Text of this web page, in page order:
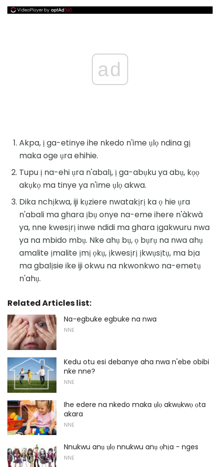
ad
Akpa, ị ga-etinye ihe nkedo n'ime ụlọ ndina gị
maka oge ụra ehihie.
Tupu ị na-ehi ụra n'abalị, ị ga-abụku ya abụ, kọọ
akụkọ ma tinye ya n'ime ụlọ akwa.
Dika nchịkwa, iji kụziere nwatakịrị ka ọ hie ụra
n'abali ma ghara ịbụ onye na-eme ihere n'àkwà
ya, nne kwesịrị inwe ndidi ma ghara ịgakwuru nwa
ya na mbido mbụ. Nke ahụ bụ, ọ bụrụ na nwa ahụ
amalite ịmalite ịmị ọkụ, ịkwesịrị ịkwụsịtụ, ma bịa
ma gbalịsie ike iji okwu na nkwonkwo na-emetụ
n'ahụ.
Related Articles list:
Na-egbuke egbuke na nwa
NNE
Kedu otu esi debanye aha nwa n'ebe obibi
nke nne?
NNE
Ihe edere na nkedo maka ụlọ akwụkwọ ọta
akara
NNE
Nnukwu anụ ụlọ nnukwu anụ ọhịa - nges
NNE